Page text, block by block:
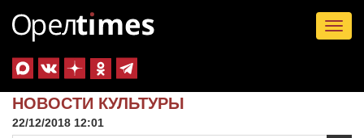
НОВОСТИ КУЛЬТУРЫ
22/12/2018 12:01